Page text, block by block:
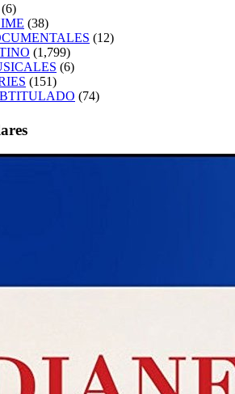
(6)
(38)
(12)
(1,799)
(6)
(151)
(74)